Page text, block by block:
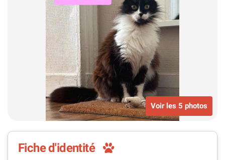
Voir les 5 photos
Fiche d'identité